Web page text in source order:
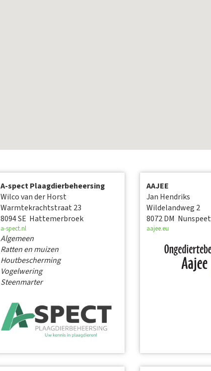
A-spect Plaagdierbeheersing
Wilco van der Horst
Warmtekrachtstraat 23
8094 SE Hattemerbroek
a-spect.nl
Algemeen
Ratten en muizen
Houtbescherming
Vogelwering
Steenmarter
AAJEE
Jan Hendriks
Wildelandweg 2
8072 DM Nunspeet
aajee.eu